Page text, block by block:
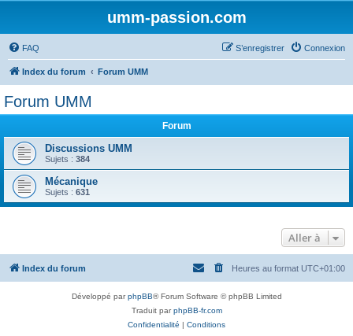
umm-passion.com
FAQ Connexion
S’enregistrer
Index du forum Forum UMM
Forum UMM
Forum
Discussions UMM
Sujets : 384
Mécanique
Sujets : 631
Aller à
Index du forum Heures au format UTC+01:00
Développé parphpBB® Forum Software © phpBB Limited
Traduit parphpBB-fr.com
Confidentialité | Conditions